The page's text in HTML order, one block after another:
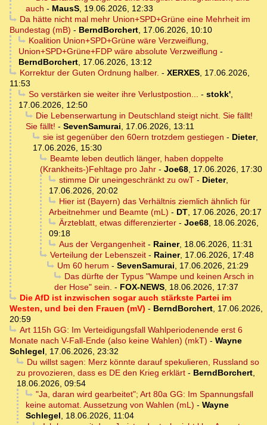
auch - MausS, 19.06.2026, 12:33
Da hätte nicht mal mehr Union+SPD+Grüne eine Mehrheit im
Bundestag (mB) - BerndBorchert, 17.06.2026, 10:10
Koalition Union+SPD+Grüne wäre Verzweiflung,
Union+SPD+Grüne+FDP wäre absolute Verzweiflung -
BerndBorchert, 17.06.2026, 13:12
Korrektur der Guten Ordnung halber. - XERXES, 17.06.2026,
11:53
So verstärken sie weiter ihre Verlustpostion... - stokk',
17.06.2026, 12:50
Die Lebenserwartung in Deutschland steigt nicht. Sie fällt!
Sie fällt! - SevenSamurai, 17.06.2026, 13:11
sie ist gegenüber den 60ern trotzdem gestiegen - Dieter,
17.06.2026, 15:30
Beamte leben deutlich länger, haben doppelte
(Krankheits-)Fehltage pro Jahr - Joe68, 17.06.2026, 17:30
stimme Dir uneingeschränkt zu owT- Dieter,
17.06.2026, 20:02
Hier ist (Bayern) das Verhältnis ziemlich ähnlich für
Arbeitnehmer und Beamte (mL) - DT, 17.06.2026, 20:17
Ärzteblatt, etwas differenzierter- Joe68, 18.06.2026,
09:18
Aus der Vergangenheit- Rainer, 18.06.2026, 11:31
Verteilung der Lebenszeit- Rainer, 17.06.2026, 17:48
Um 60 herum - SevenSamurai, 17.06.2026, 21:29
Das dürfte der Typus "Wampe und keinen Arsch in
der Hose" sein. - FOX-NEWS, 18.06.2026, 17:37
Die AfD ist inzwischen sogar auch stärkste Partei im
Westen, und bei den Frauen (mV) - BerndBorchert, 17.06.2026,
20:59
Art 115h GG: Im Verteidigungsfall Wahlperiodenende erst 6
Monate nach V-Fall-Ende (also keine Wahlen) (mkT) - Wayne
Schlegel, 17.06.2026, 23:32
Du willst sagen: Merz könnte darauf spekulieren, Russland so
zu provozieren, dass es DE den Krieg erklärt - BerndBorchert,
18.06.2026, 09:54
"Ja, daran wird gearbeitet"; Art 80a GG: Im Spannungsfall
keine automat. Aussetzung von Wahlen (mL) - Wayne
Schlegel, 18.06.2026, 11:04